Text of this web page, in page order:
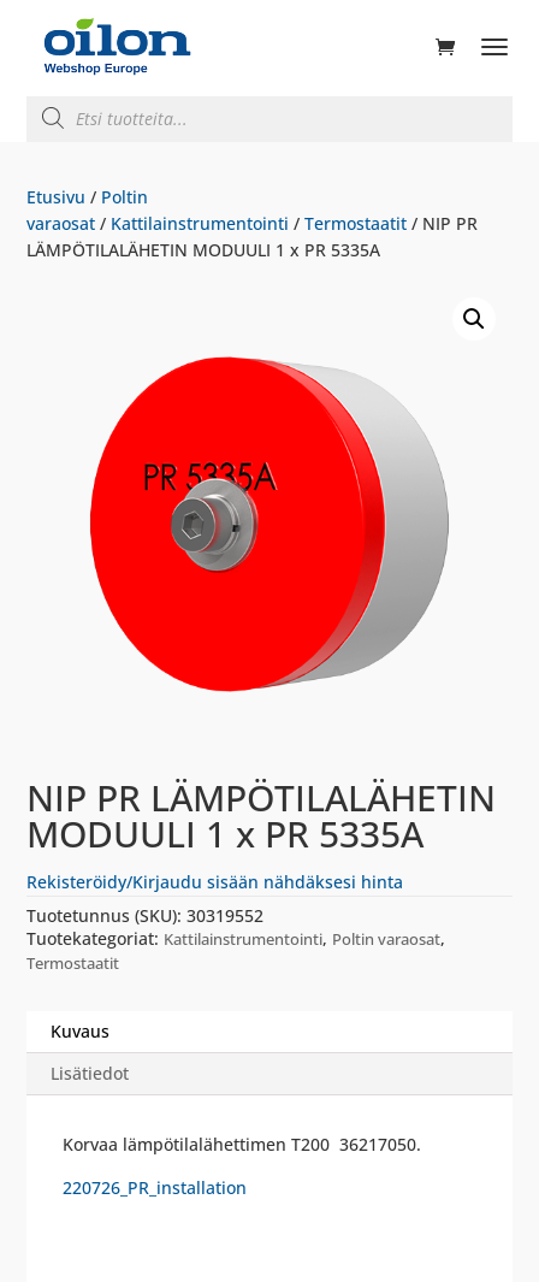
search
Etusivu / Poltin
varaosat / Kattilainstrumentointi /Termostaatit / NIP PR
LÄMPÖTILALÄHETIN MODUULI 1 x PR 5335A
NIP PR LÄMPÖTILALÄHETIN
MODUULI 1 x PR 5335A
Rekisteröidy/Kirjaudu sisään nähdäksesi hinta
Tuotetunnus (SKU):30319552
Tuotekategoriat: Kattilainstrumentointi, Poltin varaosat,
Termostaatit
Kuvaus
Lisätiedot
Korvaa lämpötilalähettimen T200 36217050.
220726_PR_installation